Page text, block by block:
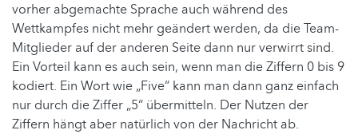
vorher abgemachte Sprache auch während des
Wettkampfes nicht mehr geändert werden, da die Team-
Mitglieder auf der anderen Seite dann nur verwirrt sind.
Ein Vorteil kann es auch sein, wenn man die Ziffern 0 bis 9
kodiert. Ein Wort wie „Five“ kann man dann ganz einfach
nur durch die Ziffer „5“ übermitteln. Der Nutzen der
Ziffern hängt aber natürlich von der Nachricht ab.